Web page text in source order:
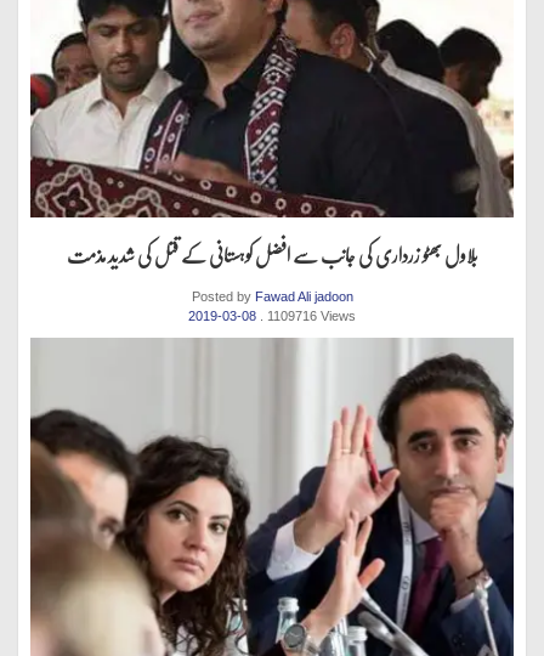
بلاول بھٹو زرداری کی جانب سے افضل کوہستانی کے قتل کی شدید مذمت
Posted by Fawad Ali jadoon
2019-03-08 . 1109716 Views